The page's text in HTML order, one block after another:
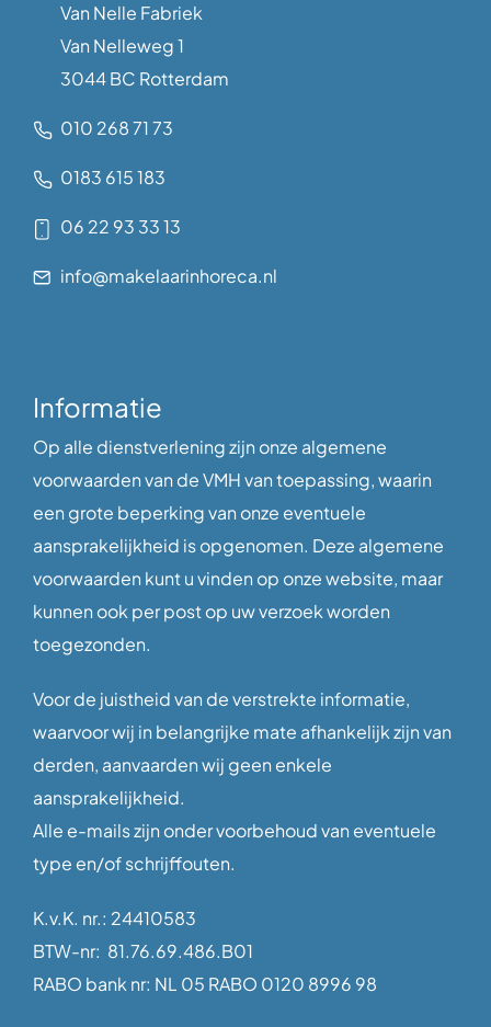
Van Nelle Fabriek
Van Nelleweg 1
3044 BC Rotterdam
010 268 71 73
0183 615 183
06 22 93 33 13
info@makelaarinhoreca.nl
Informatie
Op alle dienstverlening zijn onze algemene
voorwaarden van de VMH van toepassing, waarin
een grote beperking van onze eventuele
aansprakelijkheid is opgenomen. Deze algemene
voorwaarden kunt u vinden op onze website, maar
kunnen ook per post op uw verzoek worden
toegezonden.
Voor de juistheid van de verstrekte informatie,
waarvoor wij in belangrijke mate afhankelijk zijn van
derden, aanvaarden wij geen enkele
aansprakelijkheid.
Alle e-mails zijn onder voorbehoud van eventuele
type en/of schrijffouten.
K.v.K. nr.: 24410583
BTW-nr: 81.76.69.486.B01
RABO bank nr: NL 05 RABO 0120 8996 98